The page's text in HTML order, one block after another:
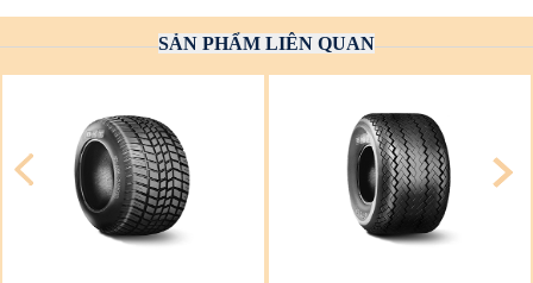
SẢN PHẨM LIÊN QUAN